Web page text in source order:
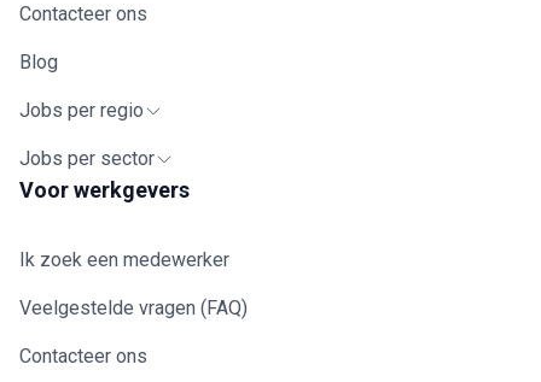
Contacteer ons
Blog
Jobs per regio
Jobs per sector
Voor werkgevers
Ik zoek een medewerker
Veelgestelde vragen (FAQ)
Contacteer ons